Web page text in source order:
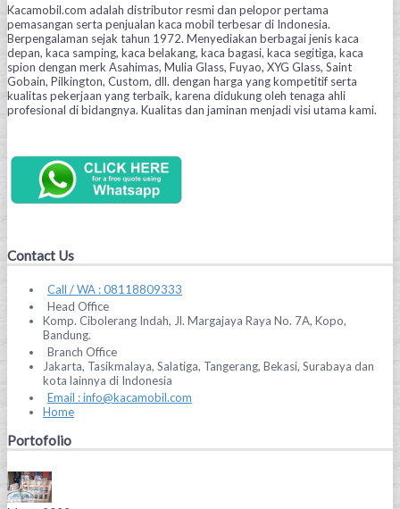
Kacamobil.com adalah distributor resmi dan pelopor pertama
pemasangan serta penjualan kaca mobil terbesar di Indonesia.
Berpengalaman sejak tahun 1972. Menyediakan berbagai jenis kaca
depan, kaca samping, kaca belakang, kaca bagasi, kaca segitiga, kaca
spion dengan merk Asahimas, Mulia Glass, Fuyao, XYG Glass, Saint
Gobain, Pilkington, Custom, dll. dengan harga yang kompetitif serta
kualitas pekerjaan yang terbaik, karena didukung oleh tenaga ahli
profesional di bidangnya. Kualitas dan jaminan menjadi visi utama kami.
Contact Us
Call / WA : 08118809333
Head Office
Komp. Cibolerang Indah, Jl. Margajaya Raya No. 7A, Kopo,
Bandung.
Branch Office
Jakarta, Tasikmalaya, Salatiga, Tangerang, Bekasi, Surabaya dan
kota lainnya di Indonesia
Email : info@kacamobil.com
Home
Portofolio